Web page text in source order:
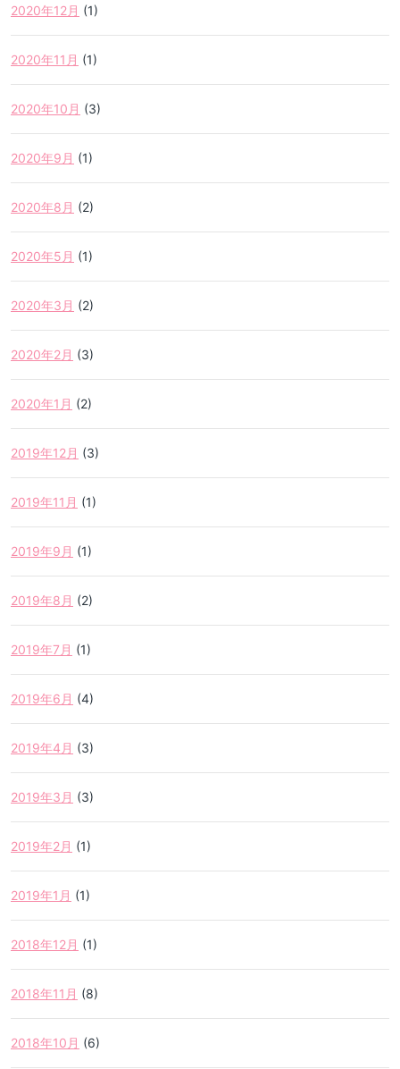
2020年12月 (1)
2020年11月 (1)
2020年10月 (3)
2020年9月 (1)
2020年8月 (2)
2020年5月 (1)
2020年3月 (2)
2020年2月 (3)
2020年1月 (2)
2019年12月 (3)
2019年11月 (1)
2019年9月 (1)
2019年8月 (2)
2019年7月 (1)
2019年6月 (4)
2019年4月 (3)
2019年3月 (3)
2019年2月 (1)
2019年1月 (1)
2018年12月 (1)
2018年11月 (8)
2018年10月 (6)